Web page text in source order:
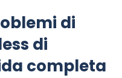
di
di
completa